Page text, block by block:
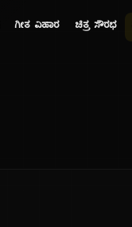
ಗೀತ ವಿಹಾರ ಚಿತ್ರ ಸೌರಭ